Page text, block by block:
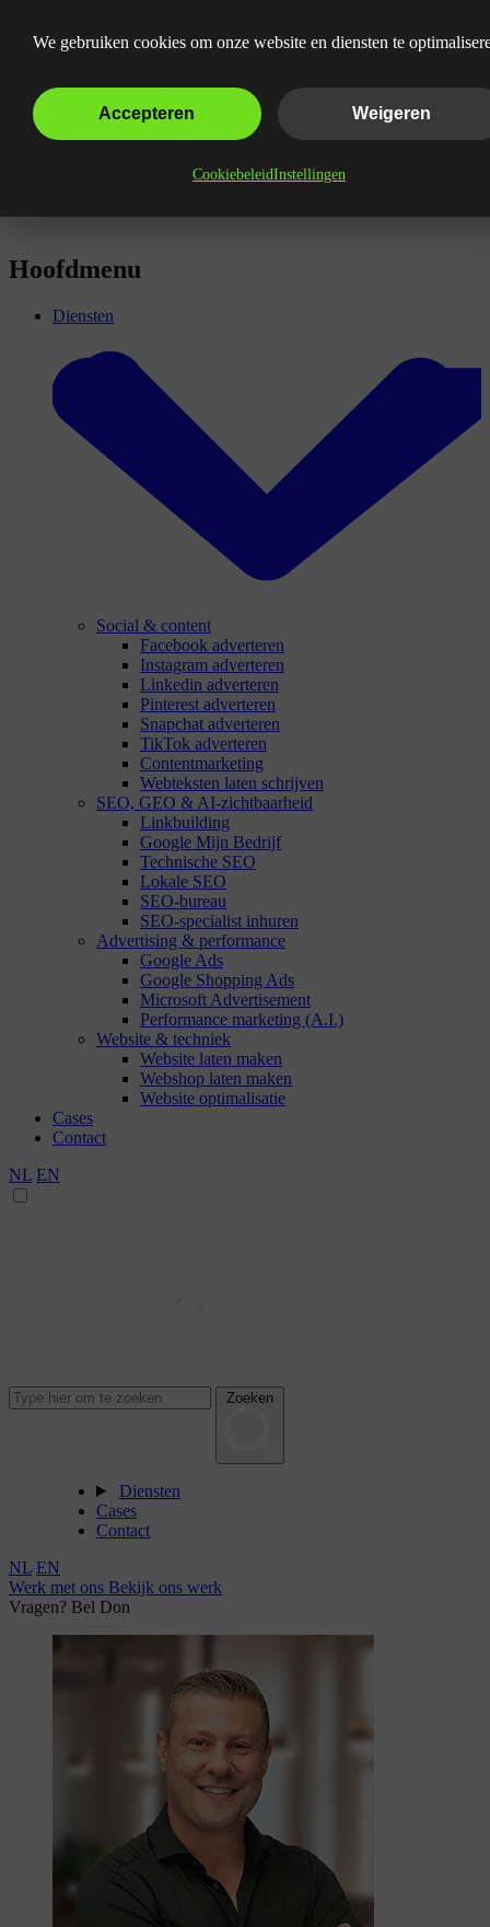
Wat is conversie?
Hoofdmenu
Diensten
Social & content
Facebook adverteren
Instagram adverteren
Linkedin adverteren
Pinterest adverteren
Snapchat adverteren
TikTok adverteren
Contentmarketing
Webteksten laten schrijven
SEO, GEO & AI-zichtbaarheid
Linkbuilding
Google Mijn Bedrijf
Technische SEO
Lokale SEO
SEO-bureau
SEO-specialist inhuren
Advertising & performance
Google Ads
Google Shopping Ads
Microsoft Advertisement
Performance marketing (A.I.)
Website & techniek
Website laten maken
Webshop laten maken
Website optimalisatie
Cases
Contact
NL EN
Zoeken
Diensten
Cases
Contact
NL EN
Werk met ons Bekijk ons werk
Vragen? Bel Don
We gebruiken cookies om onze website en diensten te
Accepteren Weigeren
CookiebeleidInstellingen